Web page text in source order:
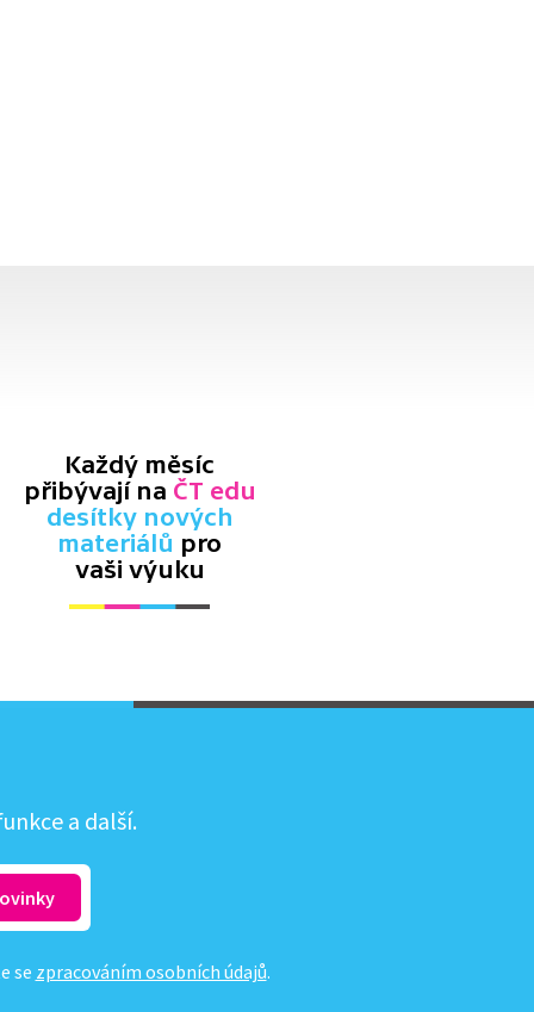
Každý měsíc
přibývají na ČT edu
desítky nových
materiálů pro
vaši výuku
a další.
se zpracováním osobních údajů.